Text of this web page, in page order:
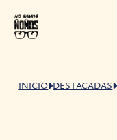
INICIO DESTACADAS